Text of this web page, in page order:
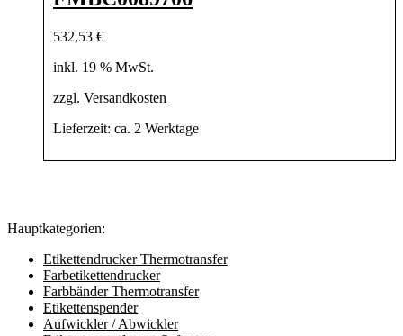
532,53 €
inkl. 19 % MwSt.
zzgl. Versandkosten
Lieferzeit: ca. 2 Werktage
Hauptkategorien:
Etikettendrucker Thermotransfer
Farbetikettendrucker
Farbbänder Thermotransfer
Etikettenspender
Aufwickler / Abwickler